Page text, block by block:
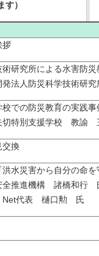
）
拶
研究所による水害防災
発法人防災科学技術研
での防災教育の実践事
切特別支援学校 教諭
換
水災害から自分の命を
全推進機構 諸橋和行
Net代表 樋口勲 氏